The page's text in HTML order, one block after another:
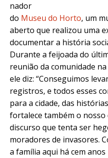
nador
do Museu do Horto, um
aberto que realizou uma
documentar a história
Durante a feijoada do
reunião da comunidade
ele diz: “Conseguimos
registros, e todos esses
para a cidade, das
fortalece também o nosso
discurso que tenta ser
moradores de invasores.
a família aqui há cem